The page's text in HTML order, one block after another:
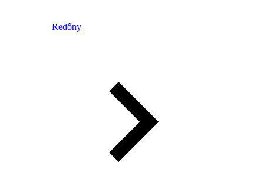
Redőny